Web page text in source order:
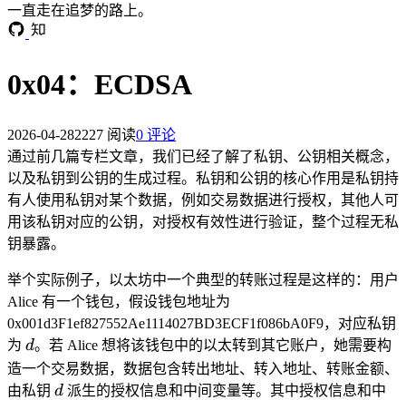
一直走在追梦的路上。
0x04：ECDSA
2026-04-282227 阅读0 评论
通过前几篇专栏文章，我们已经了解了私钥、公钥相关概念，
以及私钥到公钥的生成过程。私钥和公钥的核心作用是私钥持
有人使用私钥对某个数据，例如交易数据进行授权，其他人可
用该私钥对应的公钥，对授权有效性进行验证，整个过程无私
钥暴露。
举个实际例子，以太坊中一个典型的转账过程是这样的：用户
Alice 有一个钱包，假设钱包地址为
0x001d3F1ef827552Ae1114027BD3ECF1f086bA0F9，对应私钥
为 d
d。若 Alice 想将该钱包中的以太转到其它账户，她需要构
造一个交易数据，数据包含转出地址、转入地址、转账金额、
由私钥 d
d 派生的授权信息和中间变量等。其中授权信息和中